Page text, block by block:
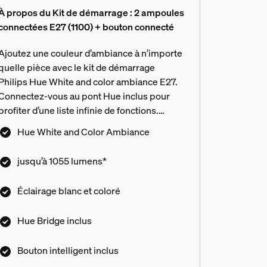
propos du Kit de démarrage : 2 ampoules
E27 (1100) + bouton connecté
une couleur d’ambiance à n’importe
pièce avec le kit de démarrage
Hue White and color ambiance E27.
vous au pont Hue inclus pour
d’une liste infinie de fonctions.
Commandez à l’aide de l’application, de la
voix ou du bouton intelligent inclus.
Hue White and Color Ambiance
jusqu’à 1055 lumens*
Éclairage blanc et coloré
Hue Bridge inclus
Bouton intelligent inclus